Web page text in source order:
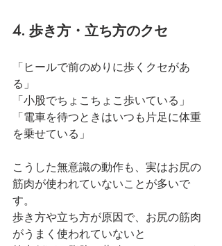
4. 歩き方・立ち方のクセ
「ヒールで前のめりに歩くクセがあ
る」
「小股でちょこちょこ歩いている」
「電車を待つときはいつも片足に体重
を乗せている」
こうした無意識の動作も、実はお尻の
筋肉が使われていないことが多いで
す。
歩き方や立ち方が原因で、お尻の筋肉
がうまく使われていないと